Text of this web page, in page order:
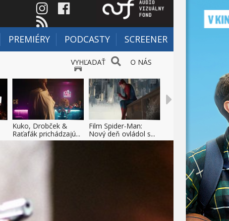
PREMIÉRY PODCASTY SCREENER
VYHĽADAŤ O NÁS
Kuko, Drobček &
Raťafák prichádzajú...
Film Spider-Man:
Nový deň ovládol s...